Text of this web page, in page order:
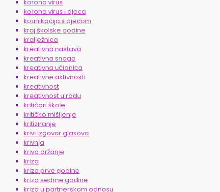
korona virus
korona virus i djeca
kounikacija s djecom
kraj školske godine
kralježnica
kreativna nastava
kreativna snaga
kreativna učionica
kreativne aktivnosti
kreativnost
kreativnost u radu
kritičari škole
kritičko mišljenje
kritiziranje
krivi izgovor glasova
krivnja
krivo držanje
kriza
kriza prve godine
kriza sedme godine
kriza u partnerskom odnosu